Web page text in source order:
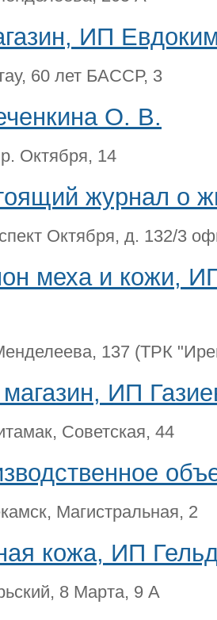
ИП
60 лет БАССР, 3
О. В.
Октября, 14
журнал о
Октября, д. 132/3
меха и кожи,
137 (ТРК
ИП
Советская, 44
Магистральная, 2
кожа, ИП
8 Марта, 9 А